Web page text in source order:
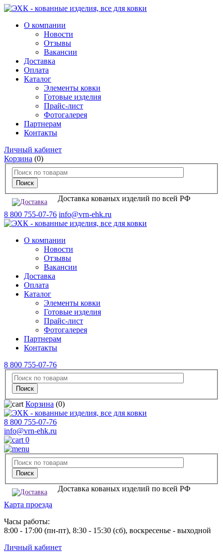
О компании
Новости
Отзывы
Вакансии
Доставка
Оплата
Каталог
Элементы ковки
Готовые изделия
Прайс-лист
Фотогалерея
Партнерам
Контакты
Личный кабинет
Корзина (0)
Доставка кованых изделий по всей РФ
8 800 755-07-76 info@vrn-ehk.ru
О компании
Новости
Отзывы
Вакансии
Доставка
Оплата
Каталог
Элементы ковки
Готовые изделия
Прайс-лист
Фотогалерея
Партнерам
Контакты
8 800 755-07-76
Корзина (0)
8 800 755-07-76
info@vrn-ehk.ru
0
Доставка кованых изделий по всей РФ
Карта проезда
Часы работы:
8:00 - 17:00 (пн-пт), 8:30 - 15:30 (сб), воскресенье - выходной
Личный кабинет